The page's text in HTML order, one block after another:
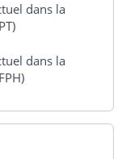
dans la
dans la